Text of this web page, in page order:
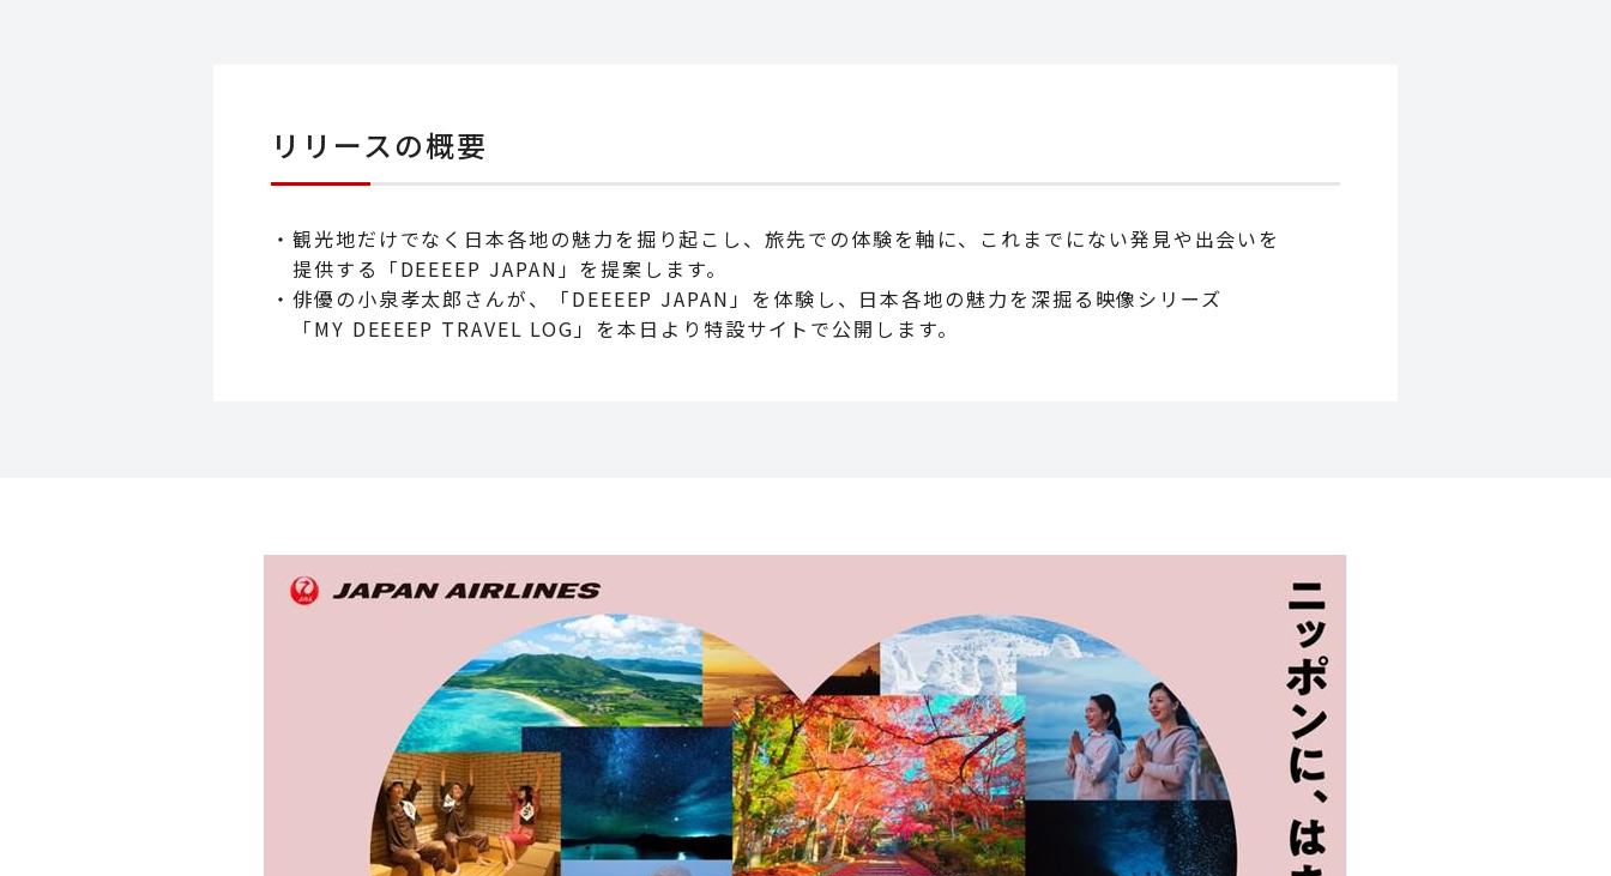
リリースの概要
・観光地だけでなく日本各地の魅力を掘り起こし、旅先での体験を軸に、これまでにない発見や出会いを
提供する「DEEEEP JAPAN」を提案します。
・俳優の小泉孝太郎さんが、「DEEEEP JAPAN」を体験し、日本各地の魅力を深掘る映像シリーズ
「MY DEEEEP TRAVEL LOG」を本日より特設サイトで公開します。